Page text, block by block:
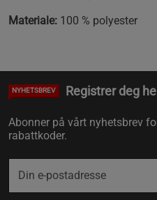
Materiale: 100 % polyester
NYHETSBREV Registrer deg
Abonner på vårt nyhetsbrev
rabattkoder.